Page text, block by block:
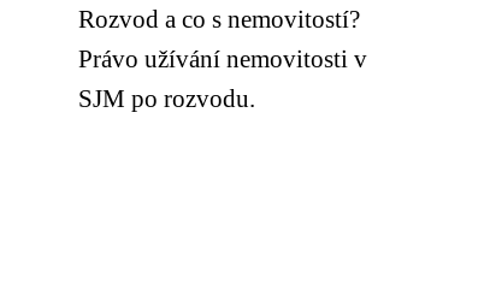
Rozvod a co s nemovitostí?
Právo užívání nemovitosti v
SJM po rozvodu.